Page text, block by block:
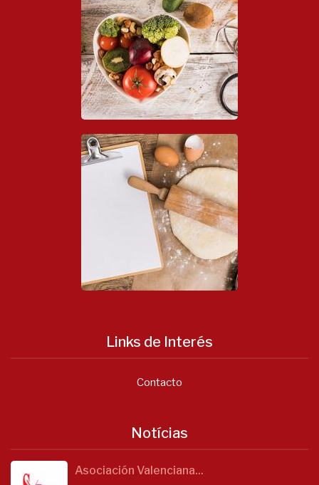
Links de Interés
Contacto
Notícias
Asociación Valenciana...